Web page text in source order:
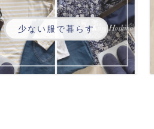
少ない服で暮らす